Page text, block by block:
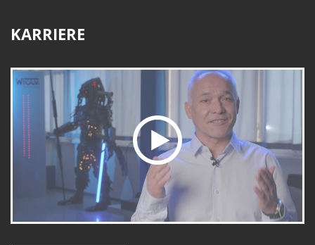
KARRIERE